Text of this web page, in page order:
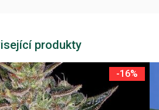
produkty
-16%